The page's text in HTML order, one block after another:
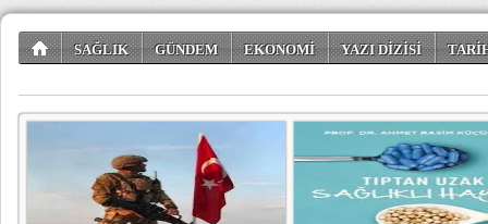
SAĞLIK GÜNDEM EKONOMİ YAZI DİZİSİ